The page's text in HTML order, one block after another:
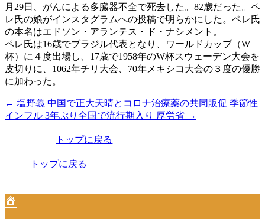
月29日、がんによる多臓器不全で死去した。82歳だった。ペ
レ氏の娘がインスタグラムへの投稿で明らかにした。ペレ氏
の本名はエドソン・アランテス・ド・ナシメント。
ペレ氏は16歳でブラジル代表となり、ワールドカップ（W
杯）に４度出場し、17歳で1958年のW杯スウェーデン大会を
皮切りに、1062年チリ大会、70年メキシコ大会の３度の優勝
に加わった。
投
稿
ー
← 塩野義 中国で正大天晴とコロナ治療薬の共同販促 季節性
インフル 3年ぶり全国で流行期入り 厚労省 →
トップに戻る
トップに戻る